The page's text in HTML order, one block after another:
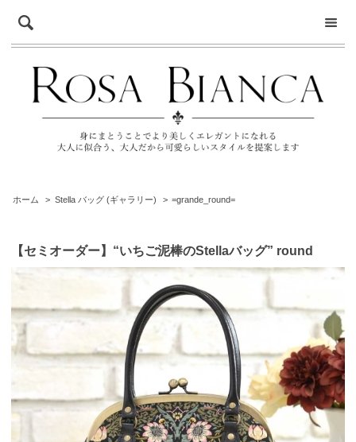
ホーム > Stella バッグ (ギャラリー) > =grande_round=
【セミオーダー】“いちご泥棒のStellaバッグ” round